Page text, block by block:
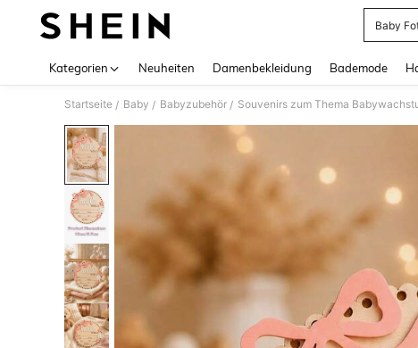
Baby
Kategorien Neuheiten Damenbekleidung Bademode
Startseite / Baby / Babyzubehör / Souvenirs zum Thema